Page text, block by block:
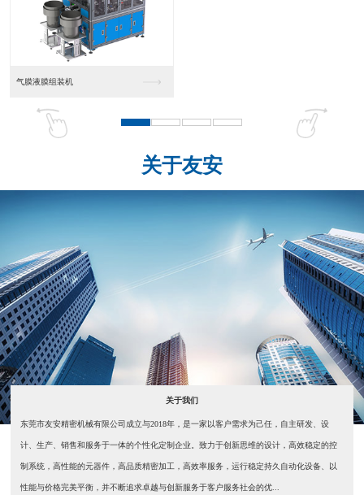
气膜液膜组装机
关于友安
关于我们
东莞市友安精密机械有限公司成立与2018年，是一家以客户需求为己任，自主研发、设
计、生产、销售和服务于一体的个性化定制企业。致力于创新思维的设计，高效稳定的控
制系统，高性能的元器件，高品质精密加工，高效率服务，运行稳定持久自动化设备、以
性能与价格完美平衡，并不断追求卓越与创新服务于客户服务社会的优...